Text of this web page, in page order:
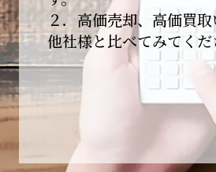
2025-12-20
【年末年始休業のお知らせ】
平素は格別のご愛顧を賜り、誠
下記期間を年末年始休業とさ
2025年12月25日(木)～2026年1
２．高価売却、高価買取
他社様と比べてみてくだ